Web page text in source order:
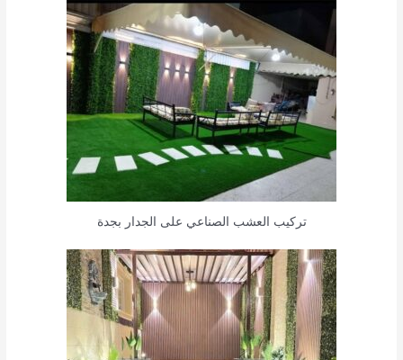
تركيب العشب الصناعي على الجدار بجدة